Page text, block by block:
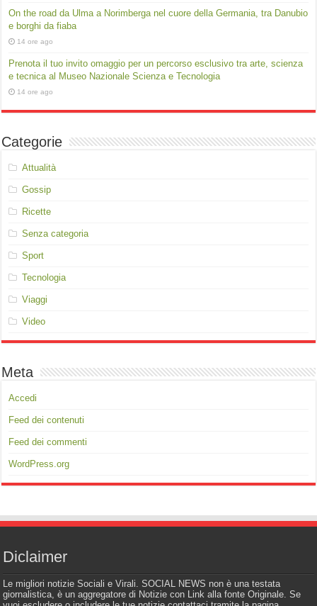
On the road da Ulma a Norimberga nel cuore della Germania, tra Danubio
e borghi da fiaba
14 ore ago
Prenota il tuo invito omaggio per un percorso esclusivo tra arte, scienza
e tecnica al Museo Nazionale Scienza e Tecnologia
14 ore ago
Categorie
Attualità
Gossip
Ricette
Senza categoria
Sport
Tecnologia
Viaggi
Video
Meta
Accedi
Feed dei contenuti
Feed dei commenti
WordPress.org
Diclaimer
Le migliori notizie Sociali e Virali. SOCIAL NEWS non è una testata
giornalistica, è un aggregatore di Notizie con Link alla fonte Originale. Se